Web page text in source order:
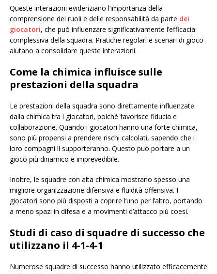
Queste interazioni evidenziano l’importanza della
comprensione dei ruoli e delle responsabilità da parte dei
giocatori, che può influenzare significativamente l’efficacia
complessiva della squadra. Pratiche regolari e scenari di gioco
aiutano a consolidare queste interazioni.
Come la chimica influisce sulle
prestazioni della squadra
Le prestazioni della squadra sono direttamente influenzate
dalla chimica tra i giocatori, poiché favorisce fiducia e
collaborazione. Quando i giocatori hanno una forte chimica,
sono più propensi a prendere rischi calcolati, sapendo che i
loro compagni li supporteranno. Questo può portare a un
gioco più dinamico e imprevedibile.
Inoltre, le squadre con alta chimica mostrano spesso una
migliore organizzazione difensiva e fluidità offensiva. I
giocatori sono più disposti a coprire l’uno per l’altro, portando
a meno spazi in difesa e a movimenti d’attacco più coesi.
Studi di caso di squadre di successo che
utilizzano il 4-1-4-1
Numerose squadre di successo hanno utilizzato efficacemente